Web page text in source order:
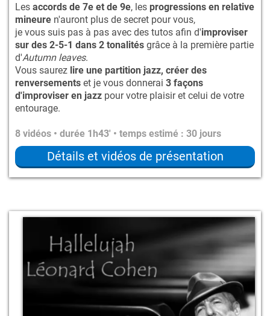
Les accords de 7e et de 9e, les progressions en relative
mineure n'auront plus de secret pour vous,
je vous suis pas à pas avec des tutos afin d'improviser
sur des 2-5-1 dans 2 tonalités grâce à la première partie
d'Autumn leaves.
Vous saurez lire une partition jazz, créer des
renversements et je vous donnerai 3 façons
d'improviser en jazz pour votre plaisir et celui de votre
entourage.
8 vidéos • durée 1h43' • temps estimé : 30 jours
Détails et vidéos de présentation